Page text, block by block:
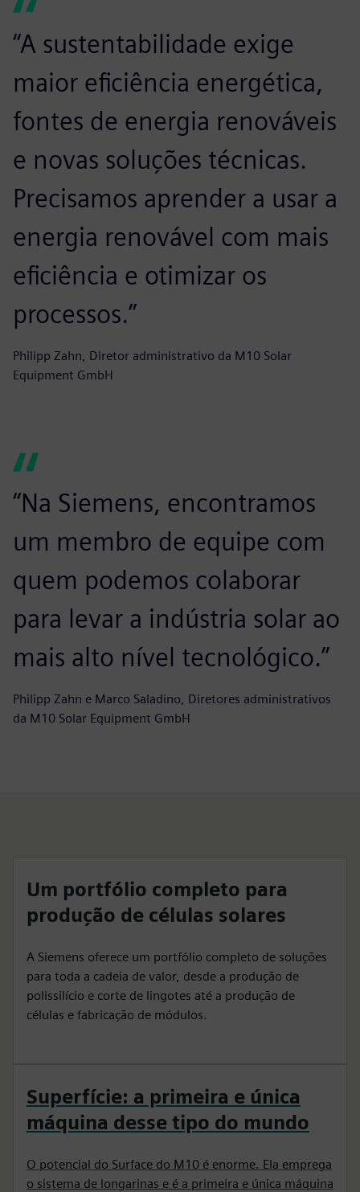
“A sustentabilidade exige
maior eficiência energética,
fontes de energia renováveis
e novas soluções técnicas.
Precisamos aprender a usar a
energia renovável com mais
eficiência e otimizar os
processos.”
Philipp Zahn, Diretor administrativo da M10 Solar
Equipment GmbH
“Na Siemens, encontramos
um membro de equipe com
quem podemos colaborar
para levar a indústria solar ao
mais alto nível tecnológico.”
Philipp Zahn e Marco Saladino, Diretores administrativos
da M10 Solar Equipment GmbH
Um portfólio completo para
produção de células solares
A Siemens oferece um portfólio completo de soluções
para toda a cadeia de valor, desde a produção de
polissilício e corte de lingotes até a produção de
células e fabricação de módulos.
Superfície: a primeira e única
máquina desse tipo do mundo
O potencial do Surface do M10 é enorme. Ela emprega
o sistema de longarinas e é a primeira e única máquina